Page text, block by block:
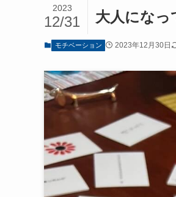
大人になっ
2023
12/31
モチベーション 2023年12月30日